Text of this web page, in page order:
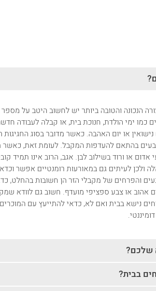
הנכונה והטובה ביותר יש לחשוב היטב על
כמו ימי הולדת, חנוכת בית, או קבלה לעבודה
נישואין או יום האהבה. כאשר מדובר בסוג החגיגות
צבעים בהתאם להעדפות המקבל. לעומת זאת,
אדום או ורוד בשילוב לבן. אגב, הרוב אינו תמיד
ולכן לעיתים גם במאורעות רומנטיים אפשר
והפרחים של מקבלי הזר הן חשובות בהחלט,
אהוב או צבע ספציפי מועדף. חשוב גם לוודא
נישא בבית ואם לא, כדאי להתייעץ עם
שלכם?
בבית?